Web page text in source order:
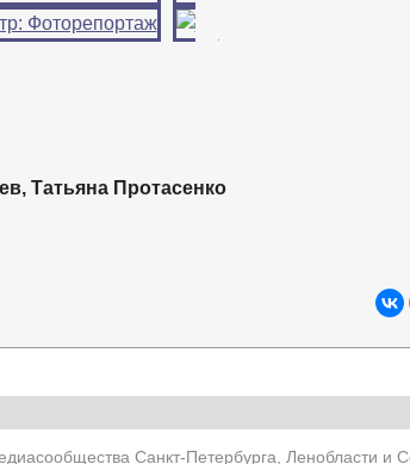
Татьяна Протасенко
Санкт-Петербурга, Ленобласти и